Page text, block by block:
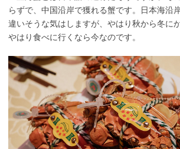
らずで、中国沿岸で獲れる蟹です。日本海沿
違いそうな気はしますが、やはり秋から冬に
やはり食べに行くなら今なのです。